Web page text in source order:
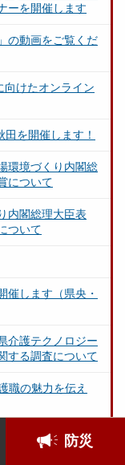
防災
ーを開催します
動画をご覧くだ
向けたオンライン
田を開催します！
環境づくり内閣総
について
内閣総理大臣表
ついて
催します（県央・
介護テクノロジー
する調査について
職の魅力を伝え
費補助金】令和
続きのご案内